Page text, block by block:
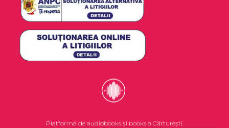
Platforma de audiobooks și books a Cărturești.